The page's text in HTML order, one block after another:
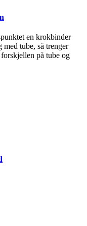
en krokbinder
med tube, så trenger
på tube og